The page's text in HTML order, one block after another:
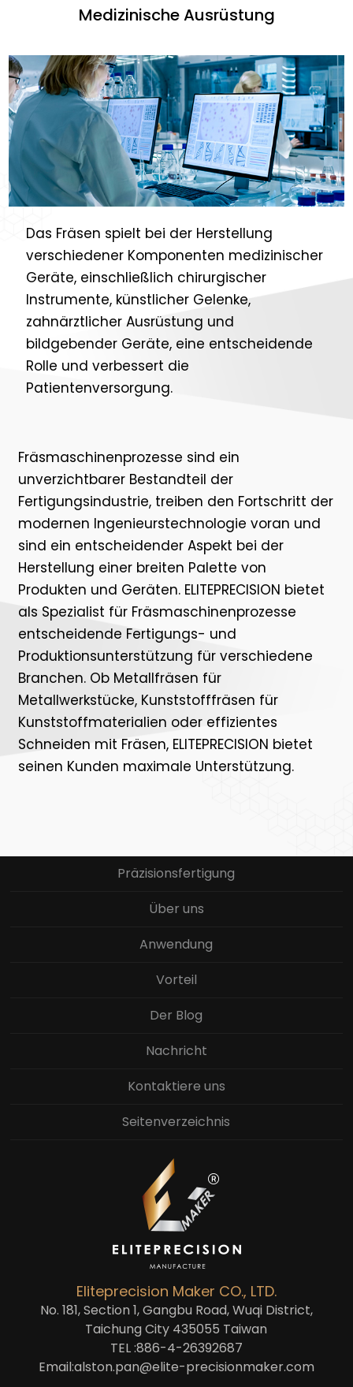
Medizinische Ausrüstung
Das Fräsen spielt bei der Herstellung
verschiedener Komponenten medizinischer
Geräte, einschließlich chirurgischer
Instrumente, künstlicher Gelenke,
zahnärztlicher Ausrüstung und
bildgebender Geräte, eine entscheidende
Rolle und verbessert die
Patientenversorgung.
Fräsmaschinenprozesse sind ein
unverzichtbarer Bestandteil der
Fertigungsindustrie, treiben den Fortschritt der
modernen Ingenieurstechnologie voran und
sind ein entscheidender Aspekt bei der
Herstellung einer breiten Palette von
Produkten und Geräten. ELITEPRECISION bietet
als Spezialist für Fräsmaschinenprozesse
entscheidende Fertigungs- und
Produktionsunterstützung für verschiedene
Branchen. Ob Metallfräsen für
Metallwerkstücke, Kunststofffräsen für
Kunststoffmaterialien oder effizientes
Schneiden mit Fräsen, ELITEPRECISION bietet
seinen Kunden maximale Unterstützung.
Präzisionsfertigung
Über uns
Anwendung
Vorteil
Der Blog
Nachricht
Kontaktiere uns
Seitenverzeichnis
Eliteprecision Maker CO., LTD.
No. 181, Section 1, Gangbu Road,Wuqi District,
Taichung City 435055 Taiwan
TEL :886-4-26392687
Email:alston.pan@elite-precisionmaker.com